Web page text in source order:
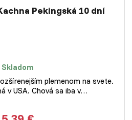
Pekingská 10 dní
Skladom
plemenom na svete.
v USA. Chová sa iba v…